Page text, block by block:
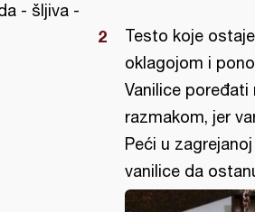
- šljiva -
Testo koje
oklagojom i
Vanilice
razmakom, jer
Peći u
vanilice da